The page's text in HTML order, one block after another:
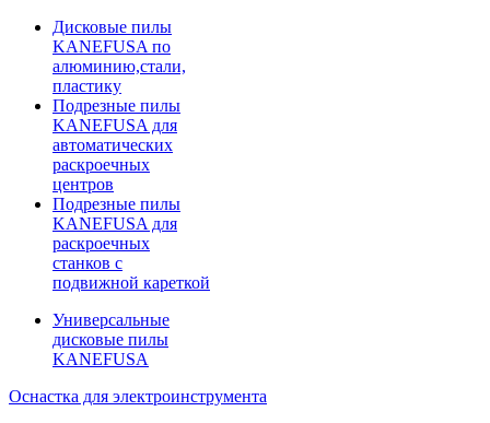
Дисковые пилы
KANEFUSA по
алюминию,стали,
пластику
Подрезные пилы
KANEFUSA для
автоматических
раскроечных
центров
Подрезные пилы
KANEFUSA для
раскроечных
станков с
подвижной кареткой
Универсальные
дисковые пилы
KANEFUSA
Оснастка для электроинструмента